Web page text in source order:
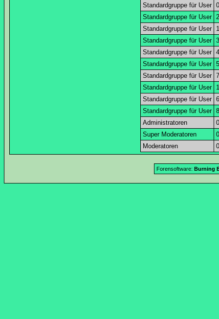
Standardgruppe für User 0
Standardgruppe für User
Standardgruppe für User
Standardgruppe für User
Standardgruppe für User
Standardgruppe für User
Standardgruppe für User
Standardgruppe für User
Standardgruppe für User
Standardgruppe für User
Administratoren
0
Super Moderatoren
0
Moderatoren
0
Forensoftware: Burning